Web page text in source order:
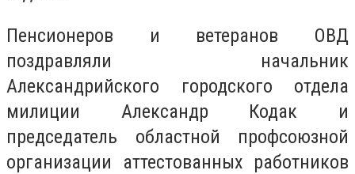
Пенсионеров и ветеранов ОВД
поздравляли начальник
Александрийского городского отдела
милиции Александр Кодак и
председатель областной профсоюзной
организации аттестованных работников